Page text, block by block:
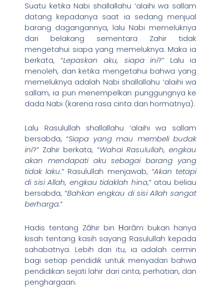
Suatu ketika Nabi shallallahu ‘alaihi wa sallam
datang kepadanya saat ia sedang menjual
barang dagangannya, lalu Nabi memeluknya
dari belakang sementara Zahir tidak
mengetahui siapa yang memeluknya. Maka ia
berkata, “Lepaskan aku, siapa ini?” Lalu ia
menoleh, dan ketika mengetahui bahwa yang
memeluknya adalah Nabi shallallahu ‘alaihi wa
sallam, ia pun menempelkan punggungnya ke
dada Nabi (karena rasa cinta dan hormatnya).
Lalu Rasulullah shallallahu ‘alaihi wa sallam
bersabda, “Siapa yang mau membeli budak
ini?” Zahir berkata, “Wahai Rasulullah, engkau
akan mendapati aku sebagai barang yang
tidak laku.” Rasulullah menjawab, “Akan tetapi
di sisi Allah, engkau tidaklah hina,” atau beliau
bersabda, “Bahkan engkau di sisi Allah sangat
berharga.”
Hadis tentang Zāhir bin Ḥarām bukan hanya
kisah tentang kasih sayang Rasulullah kepada
sahabatnya. Lebih dari itu, ia adalah cermin
bagi setiap pendidik untuk menyadari bahwa
pendidikan sejati lahir dari cinta, perhatian, dan
penghargaan.